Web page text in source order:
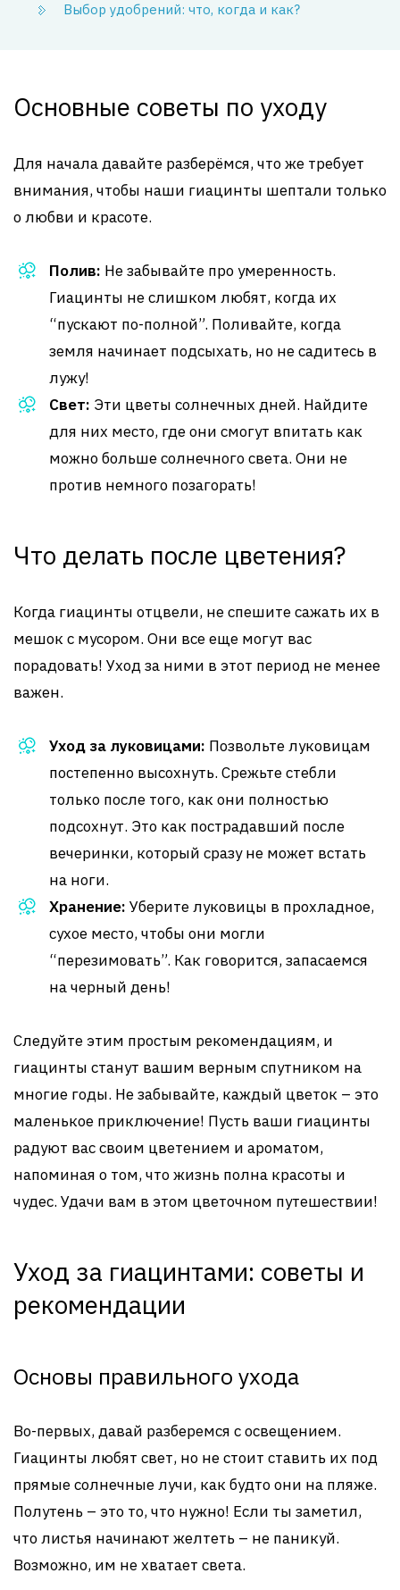
Выбор удобрений: что, когда и как?
Основные советы по уходу
Для начала давайте разберёмся, что же требует
внимания, чтобы наши гиацинты шептали только
о любви и красоте.
Полив: Не забывайте про умеренность.
Гиацинты не слишком любят, когда их
“пускают по-полной”. Поливайте, когда
земля начинает подсыхать, но не садитесь в
лужу!
Свет: Эти цветы солнечных дней. Найдите
для них место, где они смогут впитать как
можно больше солнечного света. Они не
против немного позагорать!
Что делать после цветения?
Когда гиацинты отцвели, не спешите сажать их в
мешок с мусором. Они все еще могут вас
порадовать! Уход за ними в этот период не менее
важен.
Уход за луковицами: Позвольте луковицам
постепенно высохнуть. Срежьте стебли
только после того, как они полностью
подсохнут. Это как пострадавший после
вечеринки, который сразу не может встать
на ноги.
Хранение: Уберите луковицы в прохладное,
сухое место, чтобы они могли
“перезимовать”. Как говорится, запасаемся
на черный день!
Следуйте этим простым рекомендациям, и
гиацинты станут вашим верным спутником на
многие годы. Не забывайте, каждый цветок – это
маленькое приключение! Пусть ваши гиацинты
радуют вас своим цветением и ароматом,
напоминая о том, что жизнь полна красоты и
чудес. Удачи вам в этом цветочном путешествии!
Уход за гиацинтами: советы и
рекомендации
Основы правильного ухода
Во-первых, давай разберемся с освещением.
Гиацинты любят свет, но не стоит ставить их под
прямые солнечные лучи, как будто они на пляже.
Полутень – это то, что нужно! Если ты заметил,
что листья начинают желтеть – не паникуй.
Возможно, им не хватает света.